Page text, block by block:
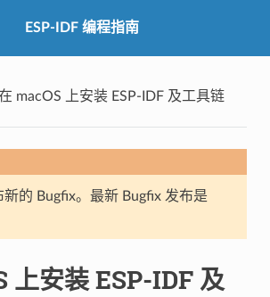
ESP-IDF 编程指南
macOS 上安装 ESP-IDF 及工具链
新的 Bugfix。最新 Bugfix 发布是
上安装 ESP-IDF 及